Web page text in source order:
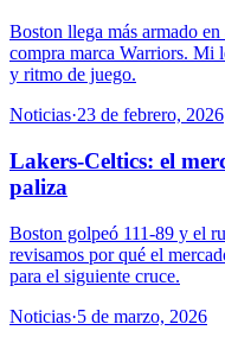
Boston llega más armado
compra marca Warriors. Mi
y ritmo de juego.
Noticias·23 de febrero, 2026
Lakers-Celtics: el
paliza
Boston golpeó 111-89 y el
revisamos por qué el
para el siguiente cruce.
Noticias·5 de marzo, 2026